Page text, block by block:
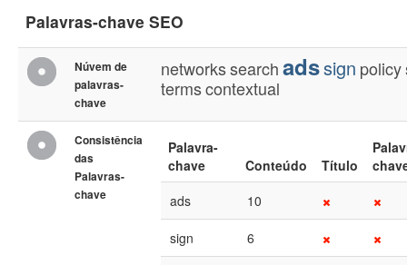
Palavras-chave SEO
Núvem de
palavras-
chave
networkssearchadssign policy
termscontextual
Consistência
das
Palavras-
chave
Palavra-
chave
Conteúdo Título
ads
10
sign 6